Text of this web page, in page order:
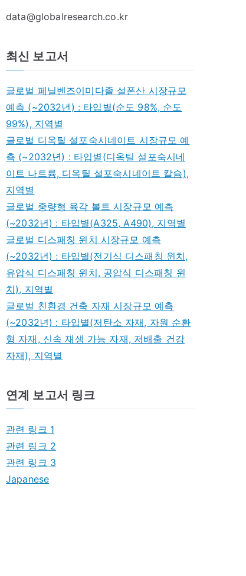
data@globalresearch.co.kr
최신 보고서
글로벌 페닐벤즈이미다졸 설폰산 시장규모
예측 (~2032년) : 타입별(순도 98%, 순도
99%), 지역별
글로벌 디옥틸 설포숙시네이트 시장규모 예
측 (~2032년) : 타입별(디옥틸 설포숙시네
이트 나트륨, 디옥틸 설포숙시네이트 칼슘),
지역별
글로벌 중량형 육각 볼트 시장규모 예측
(~2032년) : 타입별(A325, A490), 지역별
글로벌 디스패칭 윈치 시장규모 예측
(~2032년) : 타입별(전기식 디스패칭 윈치,
유압식 디스패칭 윈치, 공압식 디스패칭 윈
치), 지역별
글로벌 친환경 건축 자재 시장규모 예측
(~2032년) : 타입별(저탄소 자재, 자원 순환
형 자재, 신속 재생 가능 자재, 저배출 건강
자재), 지역별
연계 보고서 링크
관련 링크 1
관련 링크 2
관련 링크 3
Japanese